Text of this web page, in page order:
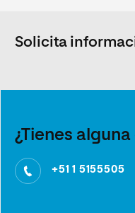
Solicita
¿Tienes alguna
+51 1 5155505